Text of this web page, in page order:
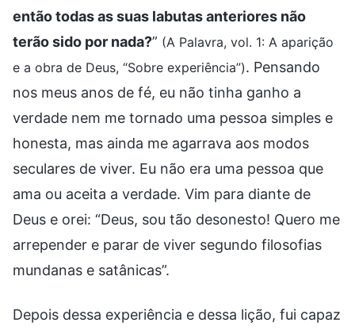
então todas as suas labutas anteriores não
terão sido por nada?” (A Palavra, vol. 1: A aparição
e a obra de Deus, “Sobre experiência”). Pensando
nos meus anos de fé, eu não tinha ganho a
verdade nem me tornado uma pessoa simples e
honesta, mas ainda me agarrava aos modos
seculares de viver. Eu não era uma pessoa que
ama ou aceita a verdade. Vim para diante de
Deus e orei: “Deus, sou tão desonesto! Quero me
arrepender e parar de viver segundo filosofias
mundanas e satânicas”.
Depois dessa experiência e dessa lição, fui capaz